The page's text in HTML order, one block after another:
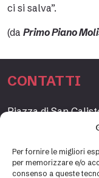
Per fornire le migliori
per memorizzare e/o
consenso a queste
ci si salva”.
(da Primo Piano
CONTATTI
Piazza di San